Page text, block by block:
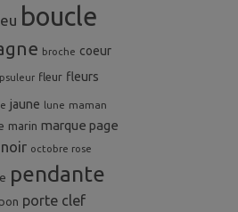
boucle
broche coeur
fleur fleurs
jaune lune maman
marin marque page
noir octobre rose
pendante
porte clef